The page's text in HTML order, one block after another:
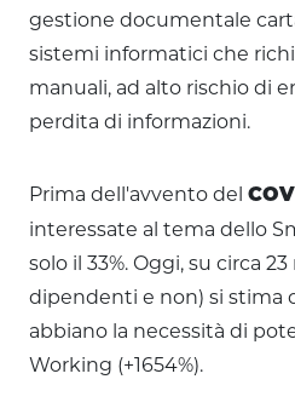
gestione documentale
sistemi informatici che
manuali, ad alto rischio di
perdita di informazioni.
Prima dell'avvento del
interessate al tema dello
solo il 33%. Oggi, su circa
dipendenti e non) si stima
abbiano la necessità di
Working (+1654%).